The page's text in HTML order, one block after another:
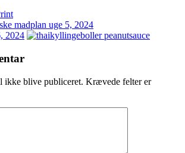
madplan uge 5, 2024
2024
ikke blive publiceret. Krævede felter er